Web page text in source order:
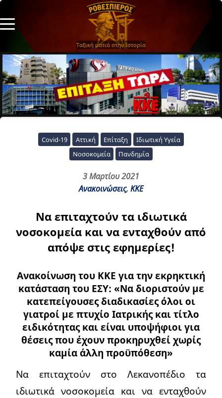
Ταξική ματιά στην Ιστορία
Covid-19 Αττική Επίταξη
Ιδιωτική Υγεία
Νοσοκομεία
Πανδημία
3 Μαρτίου 2021
Ανακοινώσεις, ΚΚΕ
Να επιταχτούν τα ιδιωτικά
νοσοκομεία και να ενταχθούν από
απόψε στις εφημερίες!
Ανακοίνωση του ΚΚΕ για την εκρηκτική
κατάσταση του ΕΣΥ: «Να διοριστούν με
κατεπείγουσες διαδικασίες όλοι οι
γιατροί με πτυχίο Ιατρικής και τίτλο
ειδικότητας και είναι υποψήφιοι για
θέσεις που έχουν προκηρυχθεί χωρίς
καμία άλλη προϋπόθεση»
Να επιταχτούν στο Λεκανοπέδιο τα
ιδιωτικά νοσοκομεία και να ενταχθούν